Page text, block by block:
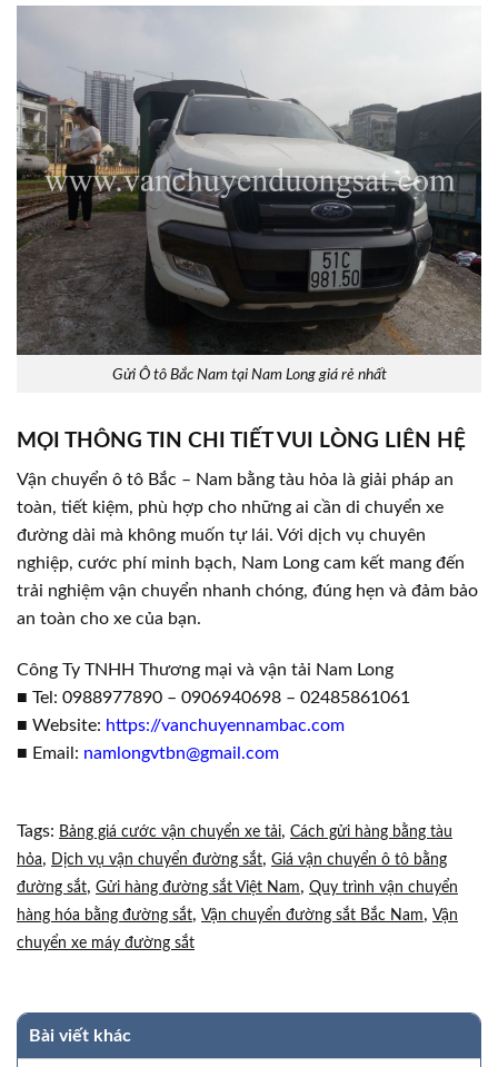
Gửi Ô tô Bắc Nam tại Nam Long giá rẻ nhất
MỌI THÔNG TIN CHI TIẾT VUI LÒNG LIÊN HỆ
Vận chuyển ô tô Bắc – Nam bằng tàu hỏa là giải pháp an
toàn, tiết kiệm, phù hợp cho những ai cần di chuyển xe
đường dài mà không muốn tự lái. Với dịch vụ chuyên
nghiệp, cước phí minh bạch, Nam Long cam kết mang đến
trải nghiệm vận chuyển nhanh chóng, đúng hẹn và đảm bảo
an toàn cho xe của bạn.
Công Ty TNHH Thương mại và vận tải Nam Long
■ Tel: 0988977890 – 0906940698 – 02485861061
■ Website: https://vanchuyennambac.com
■ Email: namlongvtbn@gmail.com
Tags: Bảng giá cước vận chuyển xe tải, Cách gửi hàng bằng tàu
hỏa, Dịch vụ vận chuyển đường sắt, Giá vận chuyển ô tô bằng
đường sắt, Gửi hàng đường sắt Việt Nam, Quy trình vận chuyển
hàng hóa bằng đường sắt, Vận chuyển đường sắt Bắc Nam, Vận
chuyển xe máy đường sắt
Bài viết khác